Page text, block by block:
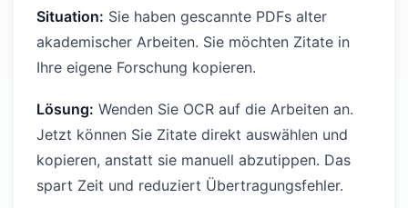
Situation: Sie haben gescannte PDFs alter
akademischer Arbeiten. Sie möchten Zitate in
Ihre eigene Forschung kopieren.
Lösung: Wenden Sie OCR auf die Arbeiten an.
Jetzt können Sie Zitate direkt auswählen und
kopieren, anstatt sie manuell abzutippen. Das
spart Zeit und reduziert Übertragungsfehler.